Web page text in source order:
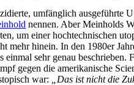
umfänglich ausgeführte
nennen. Aber Meinholds
um einer hochtechnischen
mehr hinein. In den 1980er
einmal sehr genau
gegen die amerikanische
war:
„Das ist nicht die